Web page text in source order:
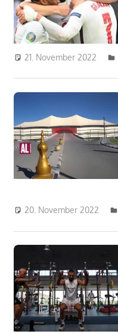
21. November 2022
20. November 2022